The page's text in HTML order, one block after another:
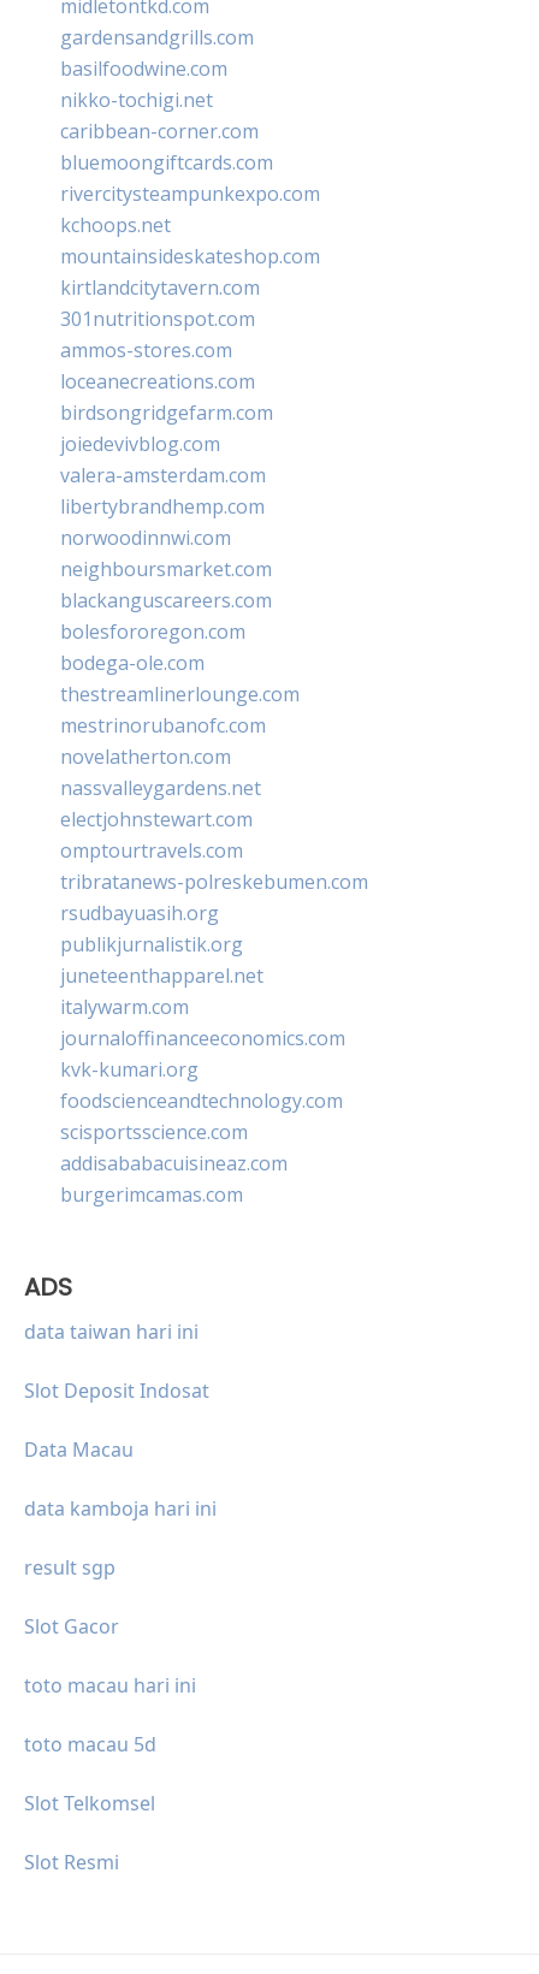
midletontkd.com
gardensandgrills.com
basilfoodwine.com
nikko-tochigi.net
caribbean-corner.com
bluemoongiftcards.com
rivercitysteampunkexpo.com
kchoops.net
mountainsideskateshop.com
kirtlandcitytavern.com
301nutritionspot.com
ammos-stores.com
loceanecreations.com
birdsongridgefarm.com
joiedevivblog.com
valera-amsterdam.com
libertybrandhemp.com
norwoodinnwi.com
neighboursmarket.com
blackanguscareers.com
bolesfororegon.com
bodega-ole.com
thestreamlinerlounge.com
mestrinorubanofc.com
novelatherton.com
nassvalleygardens.net
electjohnstewart.com
omptourtravels.com
tribratanews-polreskebumen.com
rsudbayuasih.org
publikjurnalistik.org
juneteenthapparel.net
italywarm.com
journaloffinanceeconomics.com
kvk-kumari.org
foodscienceandtechnology.com
scisportsscience.com
addisababacuisineaz.com
burgerimcamas.com
ADS
data taiwan hari ini
Slot Deposit Indosat
Data Macau
data kamboja hari ini
result sgp
Slot Gacor
toto macau hari ini
toto macau 5d
Slot Telkomsel
Slot Resmi